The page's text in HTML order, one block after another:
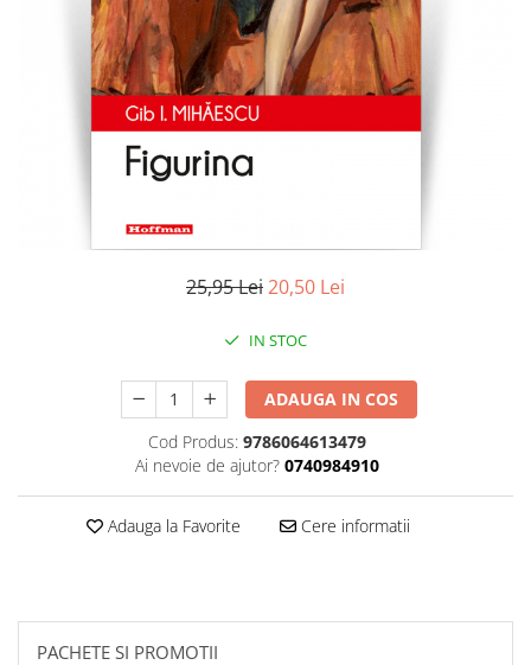
Literatura
Contemporana
Publicistica / Reportaje / Interviuri
Sociologie si filozofie
25,95 Lei20,50 Lei
IN STOC
ADAUGA IN COS
Cod Produs: 9786064613479
Ai nevoie de ajutor? 0740984910
Adauga la Favorite Cere informatii
PACHETE SI PROMOTII